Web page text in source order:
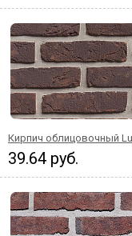
Кирпич облицовочный
39.64 руб.